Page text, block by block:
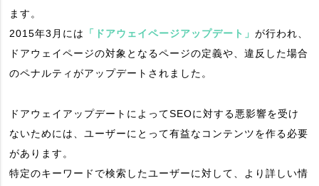
ます。
2015年3月には
「ドアウェイページアップデート」が行われ、
ドアウェイページの対象となるページの定義や、違反した場合
のペナルティがアップデートされました。
ドアウェイアップデートによってSEOに対する悪影響を受け
ないためには、ユーザーにとって有益なコンテンツを作る必要
があります。
特定のキーワードで検索したユーザーに対して、より詳しい情